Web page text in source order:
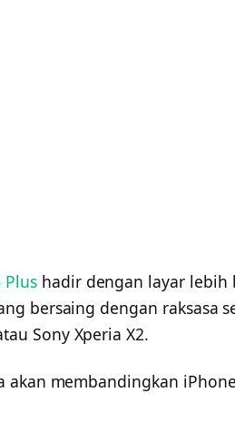
Plushadir dengan layar lebih
bersaing dengan raksasa
Sony Xperia X2.
membandingkan